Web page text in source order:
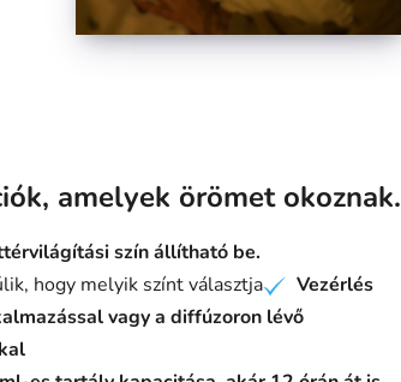
amelyek örömet okoznak.
szín állítható be.
hogy melyik színt választja✔
Vezérlés
vagy a diffúzoron lévő